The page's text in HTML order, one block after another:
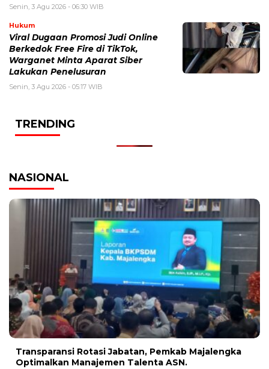
Senin, 3 Agu 2026 - 06:30 WIB
Hukum
Viral Dugaan Promosi Judi Online
Berkedok Free Fire di TikTok,
Warganet Minta Aparat Siber
Lakukan Penelusuran
Senin, 3 Agu 2026 - 05:17 WIB
TRENDING
NASIONAL
Transparansi Rotasi Jabatan, Pemkab Majalengka
Optimalkan Manajemen Talenta ASN.